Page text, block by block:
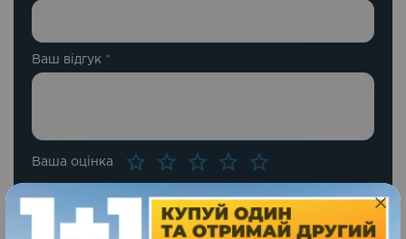
Ваша оцінка
Ваш відгук *